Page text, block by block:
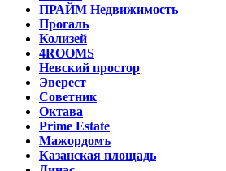
ПРАЙМ Недвижимость
Прогаль
Колизей
4ROOMS
Невский простор
Эверест
Советник
Октава
Prime Estate
Мажордомъ
Казанская площадь